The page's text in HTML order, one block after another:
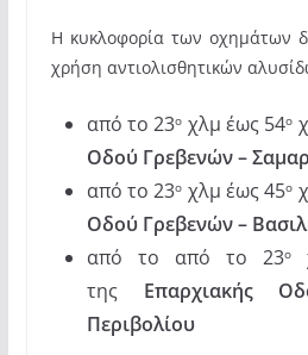
Η κυκλοφορία των οχημάτων
χρήση αντιολισθητικών
από το 23ο χλμ έως 54ο
Οδού Γρεβενών –
από το 23ο χλμ έως 45ο
Οδού Γρεβενών –
από το από το 23ο
της Επαρχιακής
Περιβολίου